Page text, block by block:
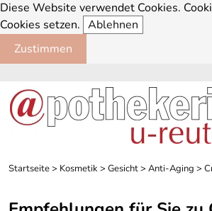
Diese Website verwendet Cookies.
Cookies setzen. Ablehnen
Zustimmen
Startseite> Kosmetik > Gesicht> Anti-Aging >